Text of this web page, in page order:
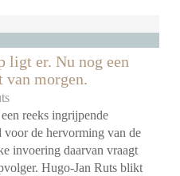
ligt er. Nu nog een
van morgen.
reeks ingrijpende
voor de hervorming van de
invoering daarvan vraagt
Hugo-Jan Ruts blikt